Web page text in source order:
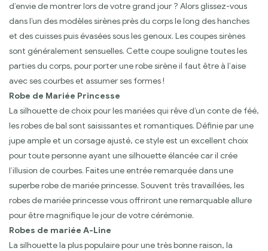
d’envie de montrer lors de votre grand jour ? Alors glissez-vous
dans l’un des modèles sirènes près du corps le long des hanches
et des cuisses puis évasées sous les genoux. Les coupes sirènes
sont généralement sensuelles. Cette coupe souligne toutes les
parties du corps, pour porter une robe sirène il faut être à l’aise
avec ses courbes et assumer ses formes !
Robe de Mariée Princesse
La silhouette de choix pour les mariées qui rêve d’un conte de féé,
les robes de bal sont saisissantes et romantiques. Définie par une
jupe ample et un corsage ajusté, ce style est un excellent choix
pour toute personne ayant une silhouette élancée car il crée
l’illusion de courbes. Faites une entrée remarquée dans une
superbe robe de mariée princesse. Souvent très travaillées, les
robes de mariée princesse vous offriront une remarquable allure
pour être magnifique le jour de votre cérémonie.
Robes de mariée A-Line
La silhouette la plus populaire pour une très bonne raison, la